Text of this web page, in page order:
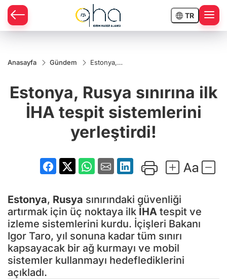
TR
Anasayfa Gündem
Estonya,
İHA tespit
sistemlerini
yerleştirdi!
Estonya, Rusya sınırına ilk
İHA tespit sistemlerini
yerleştirdi!
Estonya, Rusya sınırındaki güvenliği
artırmak için üç noktaya ilk İHA tespit ve
izleme sistemlerini kurdu. İçişleri Bakanı
Igor Taro, yıl sonuna kadar tüm sınırı
kapsayacak bir ağ kurmayı ve mobil
sistemler kullanmayı hedeflediklerini
açıkladı.